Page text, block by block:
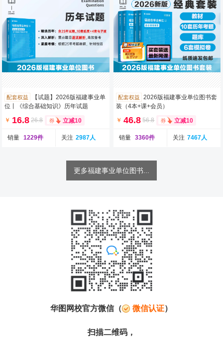
配套权益
【试题】2026版福建事业单
位丨《综合基础知识》历年试题
￥ 16.8 26.8 立减10
销量 1229件 关注 2987人
配套权益
2026版福建事业单位图书套
装（4本+课+会员）
￥ 46.8 56.8 立减10
销量 3360件 关注 7467人
更多福建事业单位图书...
华图网校官方微信（ 微信认证）
扫描二维码，